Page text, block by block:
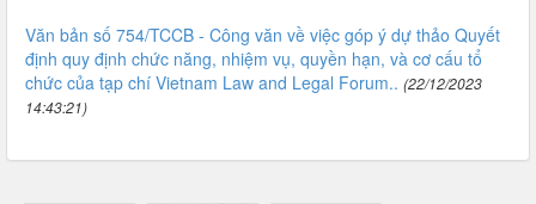
Văn bản số 754/TCCB - Công văn về việc góp ý dự thảo Quyết
định quy định chức năng, nhiệm vụ, quyền hạn, và cơ cấu tổ
chức của tạp chí Vietnam Law and Legal Forum.. (22/12/2023
14:43:21)